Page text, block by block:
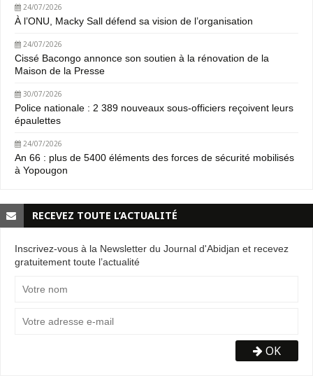
24/07/2026
À l’ONU, Macky Sall défend sa vision de l’organisation
24/07/2026
Cissé Bacongo annonce son soutien à la rénovation de la
Maison de la Presse
30/07/2026
Police nationale : 2 389 nouveaux sous-officiers reçoivent leurs
épaulettes
24/07/2026
An 66 : plus de 5400 éléments des forces de sécurité mobilisés
à Yopougon
RECEVEZ TOUTE L’ACTUALITÉ
Inscrivez-vous à la Newsletter du Journal d'Abidjan et recevez
gratuitement toute l’actualité
OK